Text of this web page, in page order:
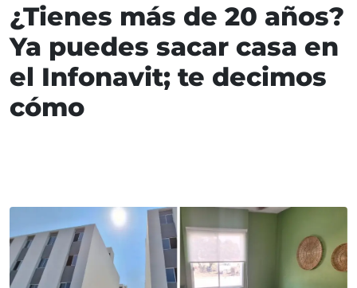
¿Tienes más de 20 años?
Ya puedes sacar casa en
el Infonavit; te decimos
cómo